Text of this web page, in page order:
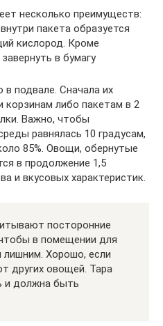
несколько преимуществ:
пакета образуется
кислород. Кроме
в бумагу
подвале. Сначала их
либо пакетам в 2
Важно, чтобы
равнялась 10 градусам,
85%. Овощи, обернутые
в продолжение 1,5
и вкусовых характеристик.
посторонние
в помещении для
лишним. Хорошо, если
других овощей. Тара
и должна быть